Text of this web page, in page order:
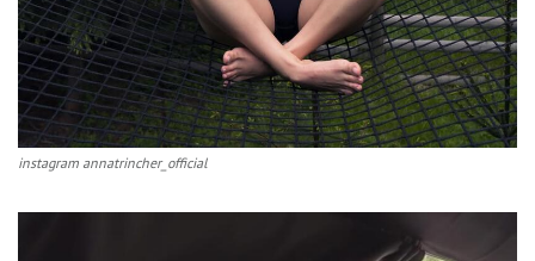
instagram annatrincher_official